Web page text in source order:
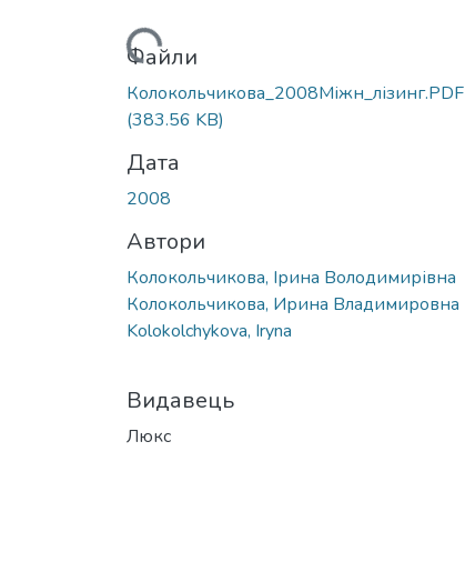
Вантажиться...
Файли
Колокольчикова_2008Міжн_лізинг.PDF
(383.56 KB)
Дата
2008
Автори
Колокольчикова, Ірина Володимирівна
Колокольчикова, Ирина Владимировна
Kolokolchykova, Iryna
Видавець
Люкс